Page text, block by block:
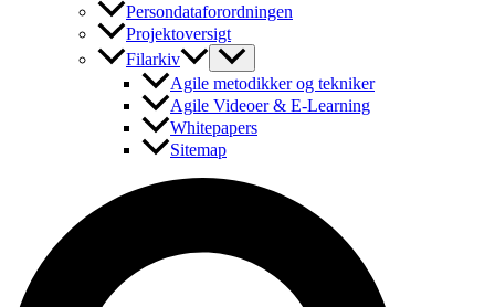
Persondataforordningen
Projektoversigt
Filarkiv
Agile metodikker og tekniker
Agile Videoer & E-Learning
Whitepapers
Sitemap